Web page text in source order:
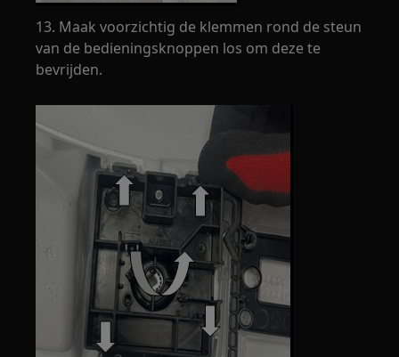
13. Maak voorzichtig de klemmen rond de steun
van de bedieningsknoppen los om deze te
bevrijden.